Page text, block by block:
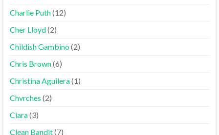
Charlie Puth(12)
Cher Lloyd(2)
Childish Gambino(2)
Chris Brown(6)
Christina Aguilera(1)
Chvrches (2)
Ciara(3)
Clean Bandit(7)